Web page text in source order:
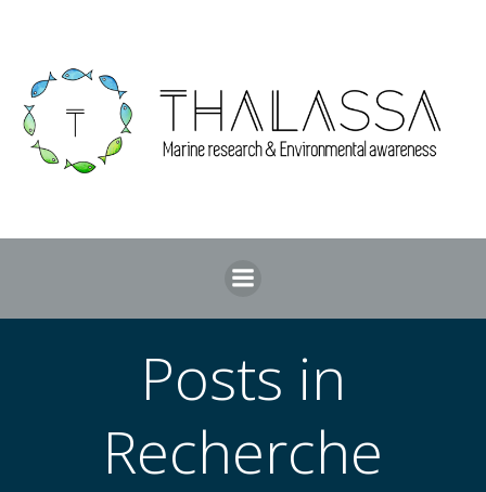
Posts in
Recherche